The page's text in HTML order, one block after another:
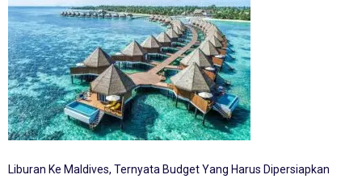
Liburan Ke Maldives, Ternyata Budget Yang Harus Dipersiapkan